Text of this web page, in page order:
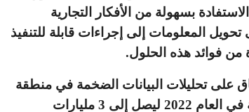
بسهولة من الأفكار التجارية
تحويل المعلومات إلى إجراءات قابلة للتنفيذ
فوائد هذه الحلول.
على تحليلات البيانات الضخمة في منطقة
الشرق الأوسط وتركيا وإفريقيا بنسبة 8.1 في المئة في العام 2022 ليصل إلى 3 مليارات